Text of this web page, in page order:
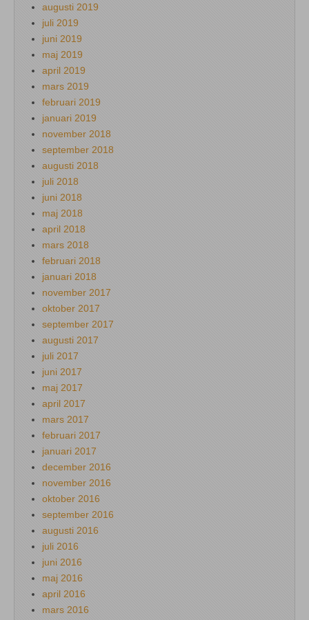
augusti 2019
juli 2019
juni 2019
maj 2019
april 2019
mars 2019
februari 2019
januari 2019
november 2018
september 2018
augusti 2018
juli 2018
juni 2018
maj 2018
april 2018
mars 2018
februari 2018
januari 2018
november 2017
oktober 2017
september 2017
augusti 2017
juli 2017
juni 2017
maj 2017
april 2017
mars 2017
februari 2017
januari 2017
december 2016
november 2016
oktober 2016
september 2016
augusti 2016
juli 2016
juni 2016
maj 2016
april 2016
mars 2016